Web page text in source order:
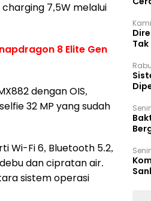
7,5W melalui
8 Elite Gen
dengan OIS,
32 MP yang sudah
Wi-Fi 6, Bluetooth 5.2,
dan cipratan air.
sistem operasi